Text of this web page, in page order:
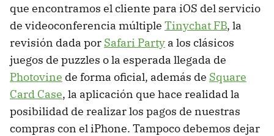
que encontramos el cliente para iOS del servicio
de videoconferencia múltiple Tinychat FB, la
revisión dada por Safari Party a los clásicos
juegos de puzzles o la esperada llegada de
Photovine de forma oficial, además de Square
Card Case, la aplicación que hace realidad la
posibilidad de realizar los pagos de nuestras
compras con el iPhone. Tampoco debemos dejar